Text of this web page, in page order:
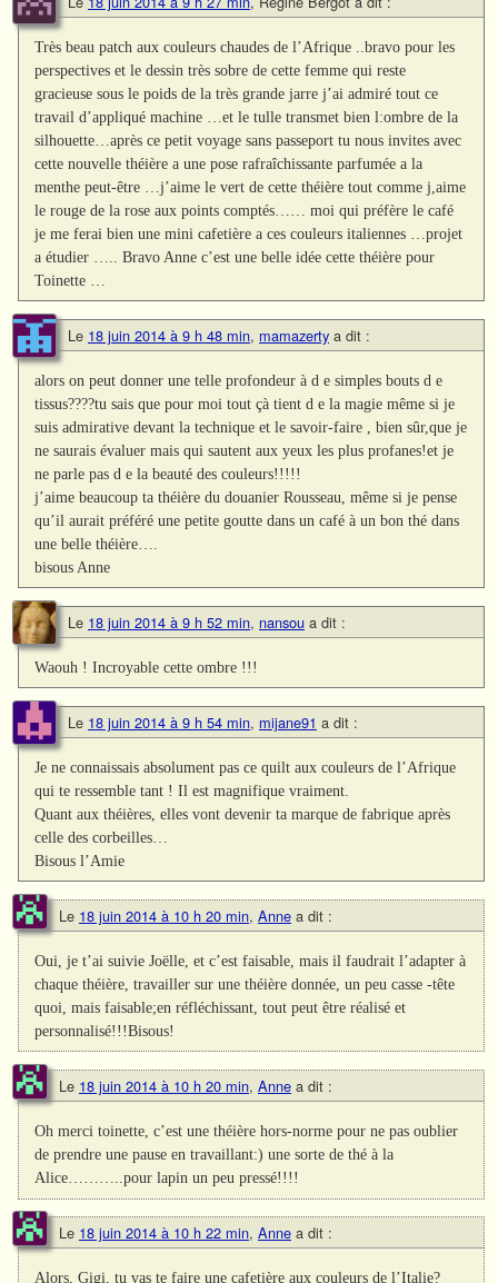
Très beau patch aux couleurs chaudes de l’Afrique ..bravo pour les
perspectives et le dessin très sobre de cette femme qui reste
gracieuse sous le poids de la très grande jarre j’ai admiré tout ce
travail d’appliqué machine …et le tulle transmet bien l:ombre de la
silhouette…après ce petit voyage sans passeport tu nous invites avec
cette nouvelle théière a une pose rafraîchissante parfumée a la
menthe peut-être …j’aime le vert de cette théière tout comme j,aime
le rouge de la rose aux points comptés…… moi qui préfère le café
je me ferai bien une mini cafetière a ces couleurs italiennes …projet
a étudier ….. Bravo Anne c’est une belle idée cette théière pour
Toinette …
Le 18 juin 2014 à 9 h 48 min, mamazerty a dit :
alors on peut donner une telle profondeur à d e simples bouts d e
tissus????tu sais que pour moi tout çà tient d e la magie même si je
suis admirative devant la technique et le savoir-faire , bien sûr,que je
ne saurais évaluer mais qui sautent aux yeux les plus profanes!et je
ne parle pas d e la beauté des couleurs!!!!!
j’aime beaucoup ta théière du douanier Rousseau, même si je pense
qu’il aurait préféré une petite goutte dans un café à un bon thé dans
une belle théière….
bisous Anne
Le 18 juin 2014 à 9 h 52 min, nansou a dit :
Waouh ! Incroyable cette ombre !!!
Le 18 juin 2014 à 9 h 54 min, mijane91 a dit :
Je ne connaissais absolument pas ce quilt aux couleurs de l’Afrique
qui te ressemble tant ! Il est magnifique vraiment.
Quant aux théières, elles vont devenir ta marque de fabrique après
celle des corbeilles…
Bisous l’Amie
Le 18 juin 2014 à 10 h 20 min, Anne a dit :
Oui, je t’ai suivie Joëlle, et c’est faisable, mais il faudrait l’adapter à
chaque théière, travailler sur une théière donnée, un peu casse -tête
quoi, mais faisable;en réfléchissant, tout peut être réalisé et
personnalisé!!!Bisous!
Le 18 juin 2014 à 10 h 20 min, Anne a dit :
Oh merci toinette, c’est une théière hors-norme pour ne pas oublier
de prendre une pause en travaillant:) une sorte de thé à la
Alice………..pour lapin un peu pressé!!!!
Le 18 juin 2014 à 10 h 22 min, Anne a dit :
Alors, Gigi, tu vas te faire une cafetière aux couleurs de l’Italie?